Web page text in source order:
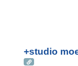
+studio